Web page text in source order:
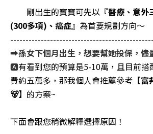
剛出生的寶寶可先以『醫療、意外
(300多項)、癌症』為首要規劃方向～
➡️孫女下個月出生，想要幫她投保，儘
🅰️有看到您的預算是5-10萬，且目前
費約五萬多，那我個人會推薦參考 【
🐻】 的方案~
下面會跟您稍微解釋選擇原因！